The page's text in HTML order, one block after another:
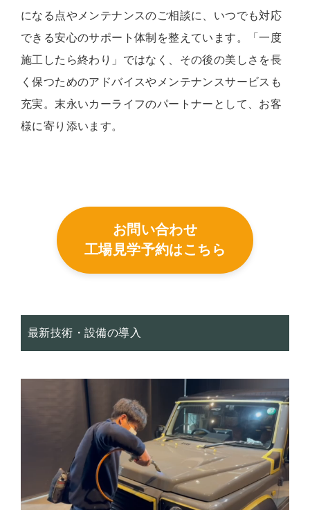
になる点やメンテナンスのご相談に、いつでも対応
できる安心のサポート体制を整えています。「一度
施工したら終わり」ではなく、その後の美しさを長
く保つためのアドバイスやメンテナンスサービスも
充実。末永いカーライフのパートナーとして、お客
様に寄り添います。
お問い合わせ
工場見学予約はこちら
最新技術・設備の導入